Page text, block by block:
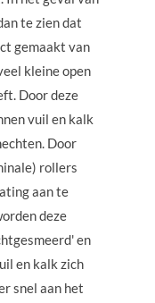
te zien dat
gemaakt van
kleine open
Door deze
vuil en kalk
Door
rollers
aan te
deze
en
en kalk zich
snel aan het